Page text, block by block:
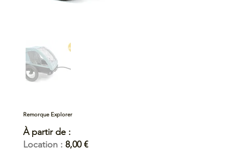
Remorque Explorer
À partir de :
Location : 8,00 €